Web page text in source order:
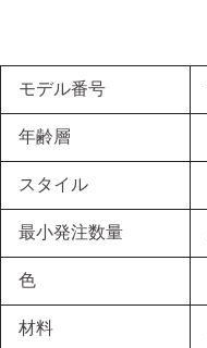
モデル番号
年齢層
スタイル
最小発注数量
色
材料